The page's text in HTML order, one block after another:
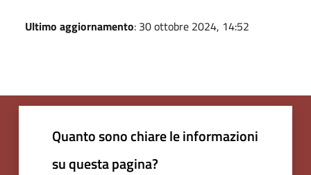
Ultimo aggiornamento: 30 ottobre 2024, 14:52
Quanto sono chiare le informazioni
su questa pagina?